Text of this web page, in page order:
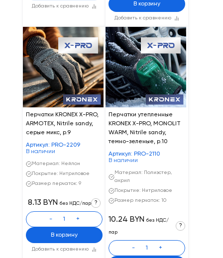
Добавить к сравнению
Добавить к сравнению
В корзину
Перчатки KRONEX X-PRO,
ARMOTEX, Nitrile sandy,
серые микс, р.9
Артикул: PRO-2209
В наличии
Материал: Нейлон
Покрытие: Нитриловое
Размер перчаток: 9
Добавить к сравнению
8.13 BYN без НДС/пар ?
- +
В корзину
Перчатки утепленные
KRONEX X-PRO, MONOLIT
WARM, Nitrile sandy,
темно-зеленые, р.10
Артикул: PRO-2110
В наличии
Материал: Полиэстер,
акрил
Покрытие: Нитриловое
Размер перчаток: 10
10.24 BYN без НДС/
пар
?
- +